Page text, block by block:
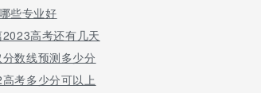
50
(中技)三年40
些专业好
高考还有几天
数线预测多少分
考多少分可以上